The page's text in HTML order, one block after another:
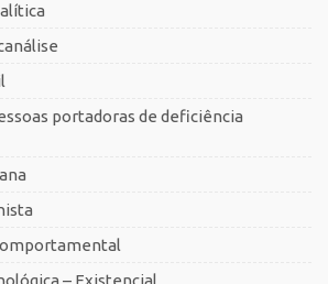
portadoras de deficiência